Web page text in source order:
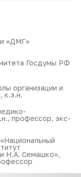
«ДМГ»
Госдумы РФ
организации и
к.э.н.
профессор, экс-
Н.А. Семашко»,